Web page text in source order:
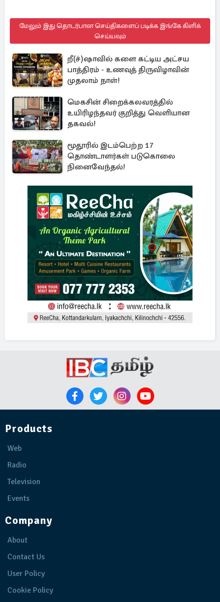
மேலும் இது தொடர்பான செய்திகளைப் படிக்க இங்கே கிளிக்
செய்யவும்
றீ(ச்)ஷாவில் களை கட்டிய அட்சய
பாத்திரம் - உணவுத் திருவிழாவின்
முதலாம் நாள்!
மெகசின் சிறைக்கலவரத்தில்
உயிரிழந்தவர் குறித்து வெளியான
தகவல்!
மூதூரில் இடம்பெற்ற 17
தொண்டாளர்கள் படுகொலை
நினைவேந்தல்!
Products
Web
Radio
Television
Events
Company
About
Contact Us
User Policy
Cookie Policy